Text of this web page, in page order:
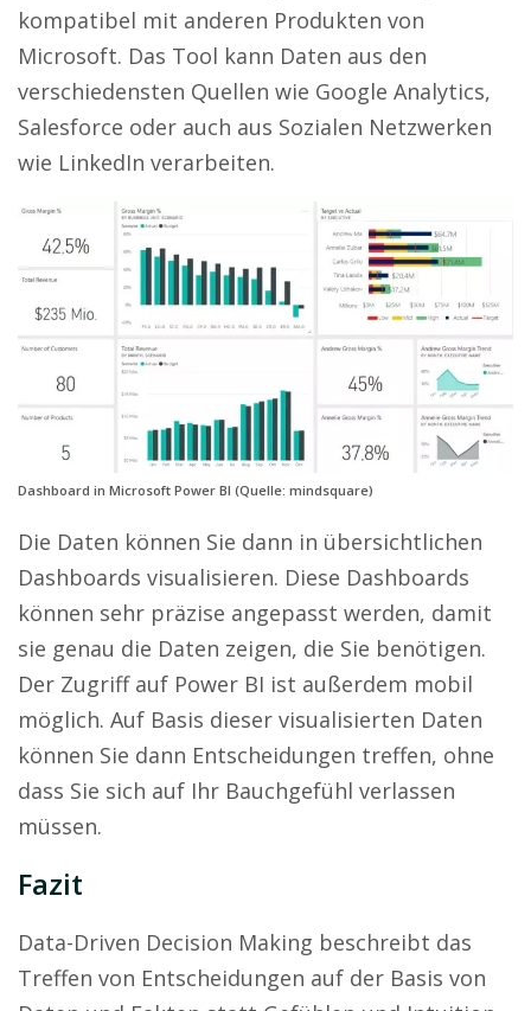
kompatibel mit anderen Produkten von
Microsoft. Das Tool kann Daten aus den
verschiedensten Quellen wie Google Analytics,
Salesforce oder auch aus Sozialen Netzwerken
wie LinkedIn verarbeiten.
Dashboard in Microsoft Power BI (Quelle: mindsquare)
Die Daten können Sie dann in übersichtlichen
Dashboards visualisieren. Diese Dashboards
können sehr präzise angepasst werden, damit
sie genau die Daten zeigen, die Sie benötigen.
Der Zugriff auf Power BI ist außerdem mobil
möglich. Auf Basis dieser visualisierten Daten
können Sie dann Entscheidungen treffen, ohne
dass Sie sich auf Ihr Bauchgefühl verlassen
müssen.
Fazit
Data-Driven Decision Making beschreibt das
Treffen von Entscheidungen auf der Basis von